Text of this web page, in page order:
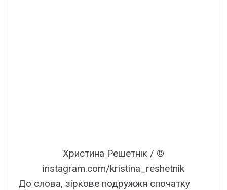
Христина Решетнік / ©
instagram.com/kristina_reshetnik
До слова, зіркове подружжя спочатку